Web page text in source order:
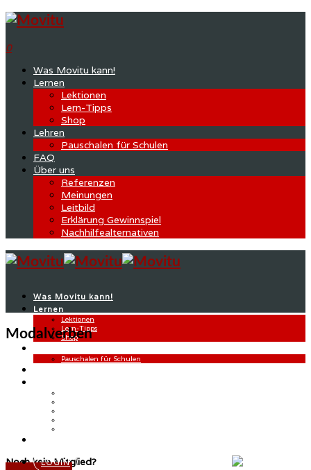
0
Was Movitu kann!
Lernen
Lektionen
Lern-Tipps
Shop
Lehren
Pauschalen für Schulen
FAQ
Über uns
Referenzen
Meinungen
Leitbild
Erklärung Gewinnspiel
Nachhilfealternativen
Was Movitu kann!
Lernen
Lektionen
Lern-Tipps
Shop
Pauschalen für Schulen
LOGIN
Modalverben
Noch kein Mitglied?